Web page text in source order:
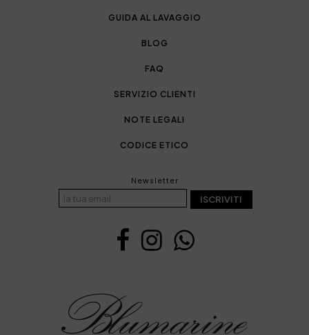
GUIDA AL LAVAGGIO
BLOG
FAQ
SERVIZIO CLIENTI
NOTE LEGALI
CODICE ETICO
Newsletter
ISCRIVITI